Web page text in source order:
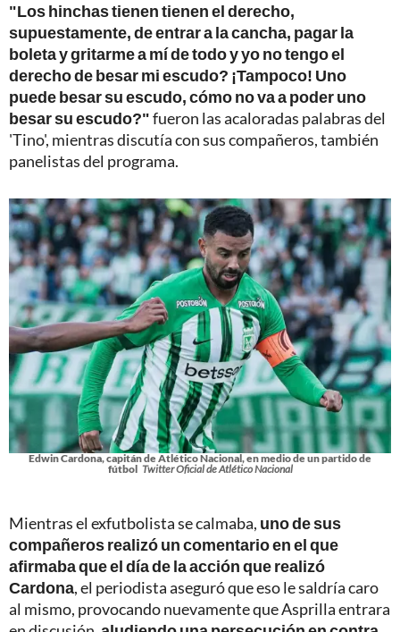
"Los hinchas tienen tienen el derecho,
supuestamente, de entrar a la cancha, pagar la
boleta y gritarme a mí de todo y yo no tengo el
derecho de besar mi escudo? ¡Tampoco! Uno
puede besar su escudo, cómo no va a poder uno
besar su escudo?"fueron las acaloradas palabras del
'Tino', mientras discutía con sus compañeros, también
panelistas del programa.
Edwin Cardona, capitán de Atlético Nacional, en medio de un partido de
fútbol Twitter Oficial de Atlético Nacional
Mientras el exfutbolista se calmaba, uno de sus
compañeros realizó un comentario en el que
afirmaba que el día de la acción que realizó
Cardona, el periodista aseguró que eso le saldría caro
al mismo, provocando nuevamente que Asprilla entrara